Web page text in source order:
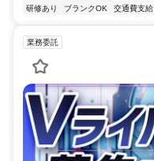
研修あり
ブランクOK 交通費支給
業務委託